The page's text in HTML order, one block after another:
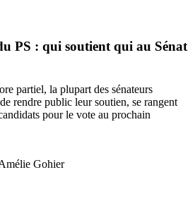
PS : qui soutient qui au Sénat
partiel, la plupart des sénateurs
rendre public leur soutien, se rangent
pour le vote au prochain
Gohier